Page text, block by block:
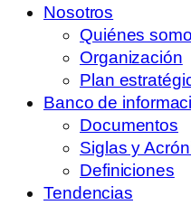
Nosotros
Quiénes
Organización
Plan
Banco de
Documentos
Siglas y
Definiciones
Tendencias